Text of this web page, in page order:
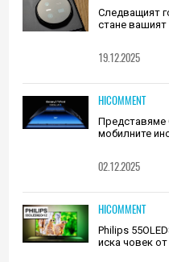
Следващият
стане вашият
19.12.2025
HICOMMENT
Представяме
мобилните
02.12.2025
HICOMMENT
Philips
иска човек